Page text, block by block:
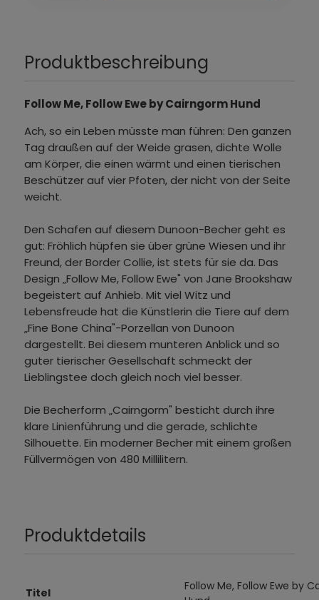
Produktbeschreibung
Follow Me, Follow Ewe by Cairngorm Hund
Ach, so ein Leben müsste man führen: Den ganzen
Tag draußen auf der Weide grasen, dichte Wolle
am Körper, die einen wärmt und einen tierischen
Beschützer auf vier Pfoten, der nicht von der Seite
weicht.
Den Schafen auf diesem Dunoon-Becher geht es
gut: Fröhlich hüpfen sie über grüne Wiesen und ihr
Freund, der Border Collie, ist stets für sie da. Das
Design „Follow Me, Follow Ewe" von Jane Brookshaw
begeistert auf Anhieb. Mit viel Witz und
Lebensfreude hat die Künstlerin die Tiere auf dem
„Fine Bone China"-Porzellan von Dunoon
dargestellt. Bei diesem munteren Anblick und so
guter tierischer Gesellschaft schmeckt der
Lieblingstee doch gleich noch viel besser.
Die Becherform „Cairngorm" besticht durch ihre
klare Linienführung und die gerade, schlichte
Silhouette. Ein moderner Becher mit einem großen
Füllvermögen von 480 Millilitern.
Produktdetails
Titel
Follow Me, Follow Ewe by